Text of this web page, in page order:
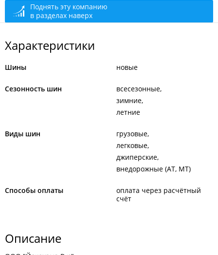
+7 914 675-03-30
сегодня закрыто
Поднять эту компанию
в разделах наверх
Характеристики
Шины новые
Сезонность шин
всесезонные
зимние
летние
Виды шин
грузовые
легковые
джиперские
внедорожные (AT, MT)
Способы оплаты
оплата через расчётный
счёт
Описание